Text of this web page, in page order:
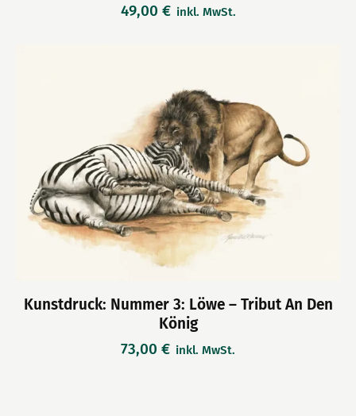
49,00 € inkl. MwSt.
Kunstdruck: Nummer 3: Löwe – Tribut An Den
König
73,00 € inkl. MwSt.